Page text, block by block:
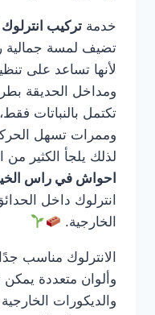
خدمة تركيب
تضيف لمسة جمالية
لأنها تساعد على
ومداخل الحديقة
تكتمل بالنباتات
وممرات تسهل
لذلك يلجأ الكثير من
احواش في راس
انترلوك داخل
الخارجية.
الانترلوك مناسب
وألوان متعددة يمكن
والديكورات